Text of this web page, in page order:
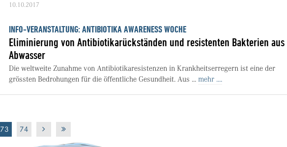
10.10.2017
INFO-VERANSTALTUNG: ANTIBIOTIKA AWARENESS WOCHE
Eliminierung von Antibiotikarückständen und resistenten Bakterien aus
Abwasser
Die weltweite Zunahme von Antibiotikaresistenzen in Krankheitserregern ist eine der
grössten Bedrohungen für die öffentliche Gesundheit. Aus ... mehr ....
73 74